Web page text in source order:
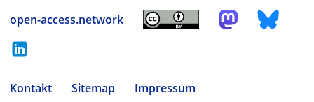
open-access.network
Kontakt Sitemap
Impressum